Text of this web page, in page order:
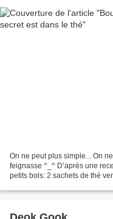
On ne peut plus simple... On
feignasse ^_^ D’après une
petits bols: 2 sachets de thé